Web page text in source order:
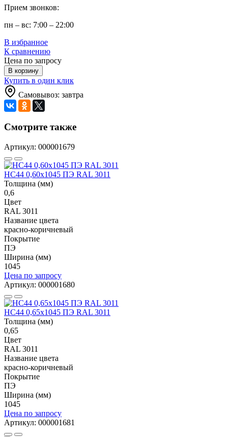
Прием звонков:
пн – вс: 7:00 – 22:00
В избранное
К сравнению
Цена по запросу
В корзину
Купить в один клик
Самовывоз: завтра
Смотрите также
Артикул: 000001679
НС44 0,60x1045 ПЭ RAL 3011
Толщина (мм)
0,6
Цвет
RAL 3011
Название цвета
красно-коричневый
Покрытие
ПЭ
Ширина (мм)
1045
Цена по запросу
Артикул: 000001680
НС44 0,65x1045 ПЭ RAL 3011
Толщина (мм)
0,65
Цвет
RAL 3011
Название цвета
красно-коричневый
Покрытие
ПЭ
Ширина (мм)
1045
Цена по запросу
Артикул: 000001681